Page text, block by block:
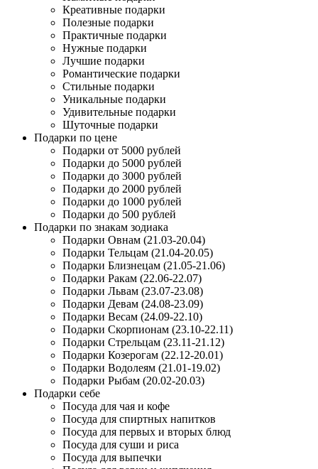
Креативные подарки
Полезные подарки
Практичные подарки
Нужные подарки
Лучшие подарки
Романтические подарки
Стильные подарки
Уникальные подарки
Удивительные подарки
Шуточные подарки
Подарки по цене
Подарки от 5000 рублей
Подарки до 5000 рублей
Подарки до 3000 рублей
Подарки до 2000 рублей
Подарки до 1000 рублей
Подарки до 500 рублей
Подарки по знакам зодиака
Подарки Овнам (21.03-20.04)
Подарки Тельцам (21.04-20.05)
Подарки Близнецам (21.05-21.06)
Подарки Ракам (22.06-22.07)
Подарки Львам (23.07-23.08)
Подарки Девам (24.08-23.09)
Подарки Весам (24.09-22.10)
Подарки Скорпионам (23.10-22.11)
Подарки Стрельцам (23.11-21.12)
Подарки Козерогам (22.12-20.01)
Подарки Водолеям (21.01-19.02)
Подарки Рыбам (20.02-20.03)
Подарки себе
Посуда для чая и кофе
Посуда для спиртных напитков
Посуда для первых и вторых блюд
Посуда для суши и риса
Посуда для выпечки